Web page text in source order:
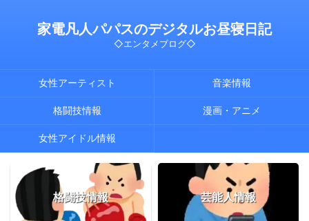
家電凡人パパスのデジタルお昼寝日記
◇エンタメブログ◇
女性アーティスト 音楽情報
格闘技情報 漫画・アニメ
女性アイドル情報
格闘技情報 芸能人情報